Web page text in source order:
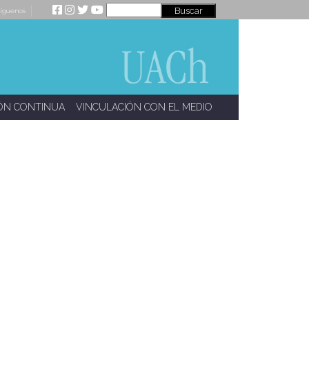
CONTINUA VINCULACIÓN CON EL MEDIO